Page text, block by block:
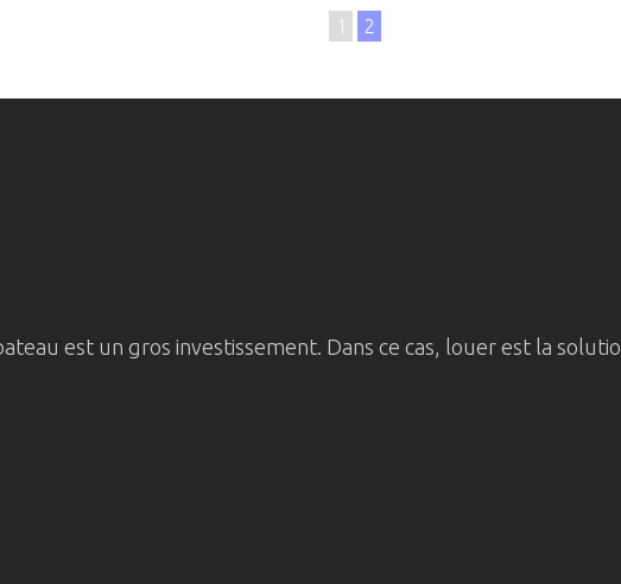
1 2
est un gros investissement. Dans ce cas, louer est la